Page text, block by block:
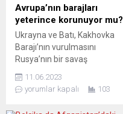
Avrupa’nın barajları
yeterince korunuyor mu?
Ukrayna ve Batı, Kakhovka
Barajı’nın vurulmasını
Rusya’nın bir savaş
sonucunda oluşan yıkımı da
bir saldırı eylemi olarak
11.06.2023
yorumlar kapalı
103